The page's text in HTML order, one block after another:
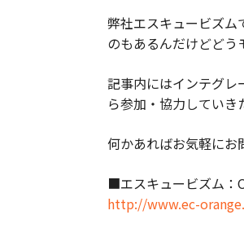
弊社エスキュービズム
のもあるんだけどど
記事内にはインテグレ
ら参加・協力していき
何かあればお気軽に
■エスキュービズム：
http://www.ec-